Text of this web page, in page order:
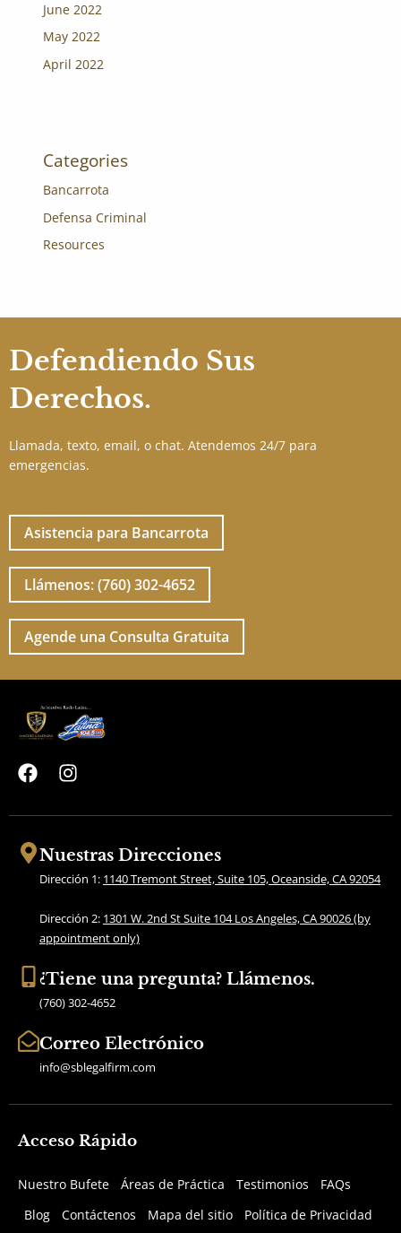
June 2022
May 2022
April 2022
Categories
Bancarrota
Defensa Criminal
Resources
Defendiendo Sus
Derechos.
Llamada, texto, email, o chat. Atendemos 24/7 para
emergencias.
Asistencia para Bancarrota
Llámenos: (760) 302-4652
Agende una Consulta Gratuita
F
a
c
b
o
I
s
a
g
r
a
m
Nuestras Direcciones
Dirección 1: 1140 Tremont Street, Suite 105, Oceanside, CA 92054
Dirección 2: 1301 W. 2nd St Suite 104 Los Angeles, CA 90026 (by
appointment only)
¿Tiene una pregunta? Llámenos.
(760) 302-4652
Correo Electrónico
info@sblegalfirm.com
Acceso Rápido
Nuestro Bufete Áreas de Práctica Testimonios
FAQs
Blog
Contáctenos Mapa del sitio Política de Privacidad